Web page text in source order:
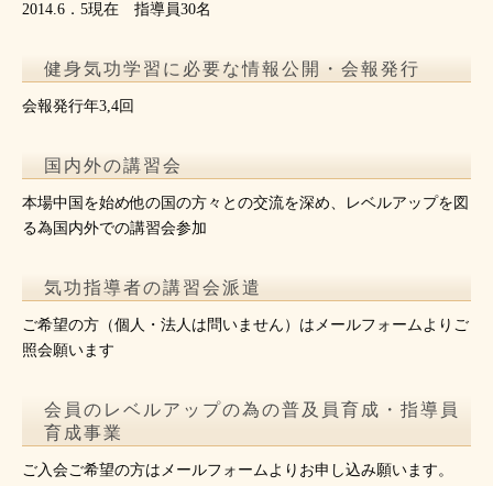
2014.6．5現在 指導員30名
健身気功学習に必要な情報公開・会報発行
会報発行年3,4回
国内外の講習会
本場中国を始め他の国の方々との交流を深め、レベルアップを図
る為国内外での講習会参加
気功指導者の講習会派遣
ご希望の方（個人・法人は問いません）はメールフォームよりご
照会願います
会員のレベルアップの為の普及員育成・指導員
育成事業
ご入会ご希望の方はメールフォームよりお申し込み願います。